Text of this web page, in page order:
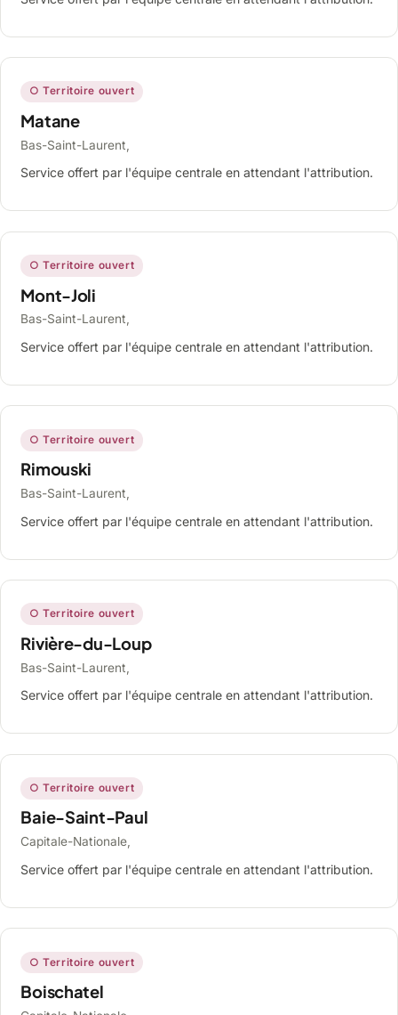
○ Territoire ouvert
Matane
Bas-Saint-Laurent,
Service offert par l'équipe centrale en attendant l'attribution.
○ Territoire ouvert
Mont-Joli
Bas-Saint-Laurent,
Service offert par l'équipe centrale en attendant l'attribution.
○ Territoire ouvert
Rimouski
Bas-Saint-Laurent,
Service offert par l'équipe centrale en attendant l'attribution.
○ Territoire ouvert
Rivière-du-Loup
Bas-Saint-Laurent,
Service offert par l'équipe centrale en attendant l'attribution.
○ Territoire ouvert
Baie-Saint-Paul
Capitale-Nationale,
Service offert par l'équipe centrale en attendant l'attribution.
○ Territoire ouvert
Boischatel